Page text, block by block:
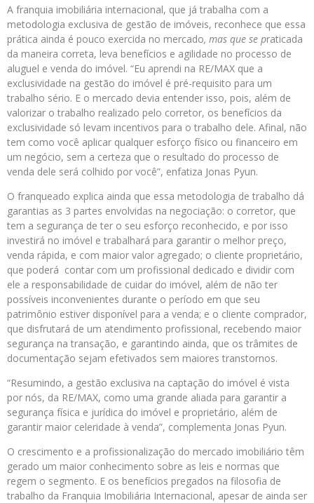
A franquia imobiliária internacional, que já trabalha com a
metodologia exclusiva de gestão de imóveis, reconhece que essa
prática ainda é pouco exercida no mercado, mas que se praticada
da maneira correta, leva benefícios e agilidade no processo de
aluguel e venda do imóvel. “Eu aprendi na RE/MAX que a
exclusividade na gestão do imóvel é pré-requisito para um
trabalho sério. E o mercado devia entender isso, pois, além de
valorizar o trabalho realizado pelo corretor, os benefícios da
exclusividade só levam incentivos para o trabalho dele. Afinal, não
tem como você aplicar qualquer esforço físico ou financeiro em
um negócio, sem a certeza que o resultado do processo de
venda dele será colhido por você”, enfatiza Jonas Pyun.
O franqueado explica ainda que essa metodologia de trabalho dá
garantias as 3 partes envolvidas na negociação: o corretor, que
tem a segurança de ter o seu esforço reconhecido, e por isso
investirá no imóvel e trabalhará para garantir o melhor preço,
venda rápida, e com maior valor agregado; o cliente proprietário,
que poderá contar com um profissional dedicado e dividir com
ele a responsabilidade de cuidar do imóvel, além de não ter
possíveis inconvenientes durante o período em que seu
patrimônio estiver disponível para a venda; e o cliente comprador,
que disfrutará de um atendimento profissional, recebendo maior
segurança na transação, e garantindo ainda, que os trâmites de
documentação sejam efetivados sem maiores transtornos.
“Resumindo, a gestão exclusiva na captação do imóvel é vista
por nós, da RE/MAX, como uma grande aliada para garantir a
segurança física e jurídica do imóvel e proprietário, além de
garantir maior celeridade à venda”, complementa Jonas Pyun.
O crescimento e a profissionalização do mercado imobiliário têm
gerado um maior conhecimento sobre as leis e normas que
regem o segmento. E os benefícios pregados na filosofia de
trabalho da Franquia Imobiliária Internacional, apesar de ainda ser